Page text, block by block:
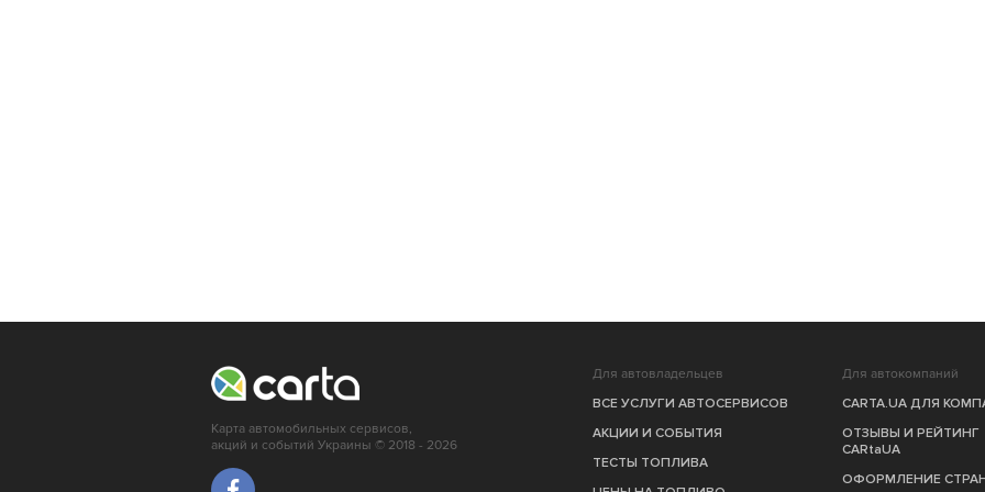
Карта автомобильных сервисов,
акций и событий Украины © 2018 - 2026
Для автовладельцев
ВСЕ УСЛУГИ АВТОСЕРВИСОВ
АКЦИИ И СОБЫТИЯ
ТЕСТЫ ТОПЛИВА
Для автокомпаний
CARTA.UA ДЛЯ
ОТЗЫВЫ И РЕЙТИНГ
CARtaUA
ОФОРМЛЕНИЕ